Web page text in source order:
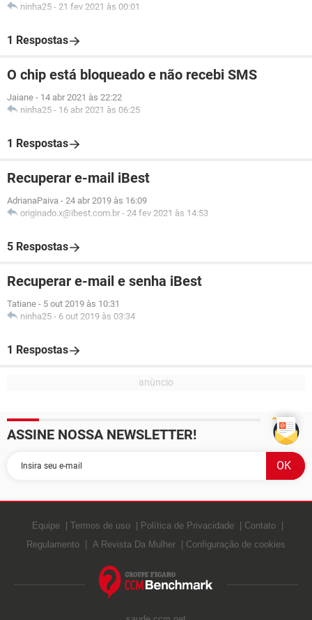
ninha25 - 21 fev 2021 às 00:01
1 Respostas
O chip está bloqueado e não recebi SMS
Jaiane - 14 abr 2021 às 22:22
ninha25 - 16 abr 2021 às 06:25
1 Respostas
Recuperar e-mail iBest
AdrianaPaiva - 24 abr 2019 às 16:09
originado.x@ibest.com.br - 24 fev 2021 às 14:53
5 Respostas
Recuperar e-mail e senha iBest
Tatiane - 5 out 2019 às 10:31
ninha25 - 6 out 2019 às 03:34
1 Respostas
ASSINE NOSSA NEWSLETTER!
Equipe Termos de uso Política de Privacidade
Contato
Regulamento
A Revista Da Mulher Configuração de cookies